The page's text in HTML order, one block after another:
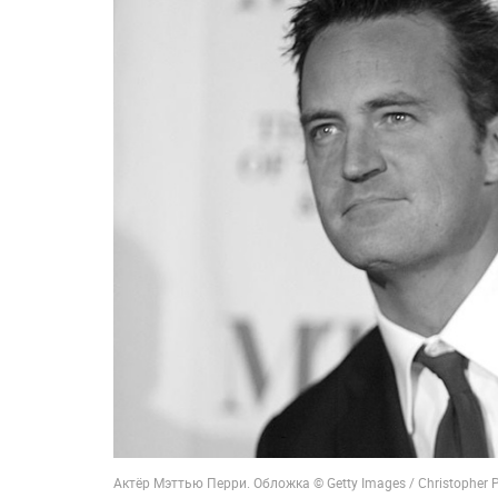
Актёр Мэттью Перри. Обложка © Getty Images / Christopher